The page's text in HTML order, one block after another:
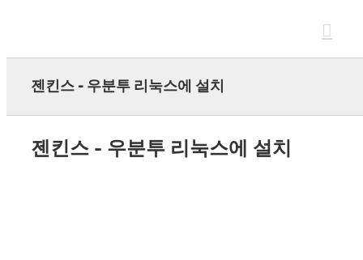
젠킨스 - 우분투 리눅스에 설치
젠킨스 - 우분투 리눅스에 설치